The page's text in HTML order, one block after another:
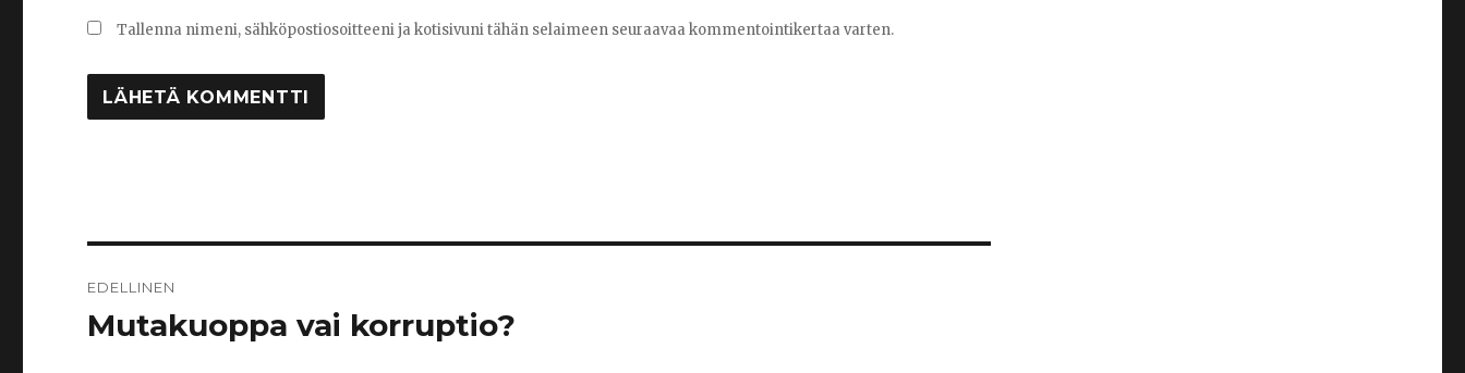
Tallenna nimeni, sähköpostiosoitteeni ja kotisivuni tähän selaimeen seuraavaa kommentointikertaa varten.
selaus
EDELLINEN
Edellinen
Mutakuoppa vai korruptio?